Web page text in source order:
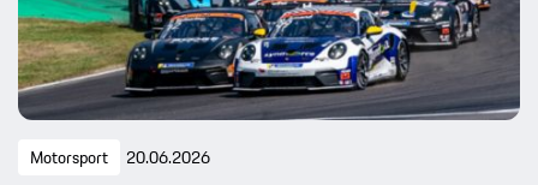
Motorsport 20.06.2026